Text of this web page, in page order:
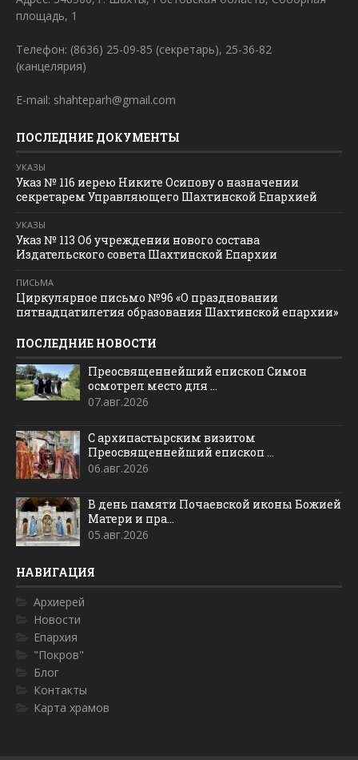
площадь, 1
Телефон: (8636) 25-09-85 (секретарь), 25-36-82
(канцелярия)
E-mail: shahteparh@gmail.com
ПОСЛЕДНИЕ ДОКУМЕНТЫ
УКАЗЫ
Указ № 116 иерею Никите Осипову о назначении
секретарем Управляющего Шахтинской Епархией
УКАЗЫ
Указ № 113 Об учреждении нового состава
Издательского совета Шахтинской Епархии
ПИСЬМА
Циркулярное письмо №96 «О праздновании
пятнадцатилетия образования Шахтинской епархии»
ПОСЛЕДНИЕ НОВОСТИ
Преосвященнейший епископ Симон
осмотрел место для ...
07.авг.2026
С архипастырским визитом
Преосвященнейший епископ ...
06.авг.2026
В день памяти Почаевской иконы Божией
Матери и пра...
05.авг.2026
НАВИГАЦИЯ
Архиерей
Новости
Епархия
"Покров"
Блог
Контакты
Карта храмов